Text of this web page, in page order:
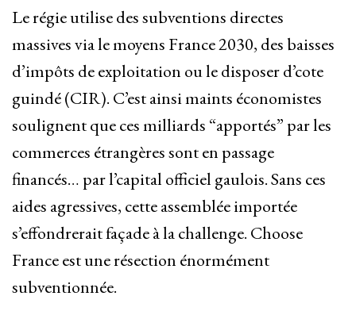
Le régie utilise des subventions directes
massives via le moyens France 2030, des baisses
d’impôts de exploitation ou le disposer d’cote
guindé (CIR). C’est ainsi maints économistes
soulignent que ces milliards “apportés” par les
commerces étrangères sont en passage
financés… par l’capital officiel gaulois. Sans ces
aides agressives, cette assemblée importée
s’effondrerait façade à la challenge. Choose
France est une résection énormément
subventionnée.